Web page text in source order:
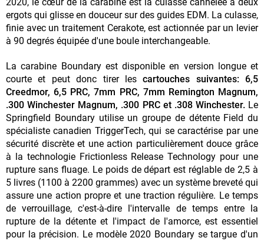
ergots qui glisse en douceur sur des guides EDM. La culasse,
finie avec un traitement Cerakote, est actionnée par un levier
à 90 degrés équipée d'une boule interchangeable.
La carabine Boundary est disponible en version longue et
courte et peut donc tirer lescartouches suivantes: 6,5
Creedmor, 6,5 PRC, 7mm PRC, 7mm Remington Magnum,
.300 Winchester Magnum, .300 PRC et .308 Winchester.Le
Springfield Boundary utilise un groupe de détente Field du
spécialiste canadien TriggerTech, qui se caractérise par une
sécurité discrète et une action particulièrement douce grâce
à la technologie Frictionless Release Technology pour une
rupture sans fluage. Le poids de départ est réglable de 2,5 à
5 livres (1100 à 2200 grammes) avec un système breveté qui
assure une action propre et une traction régulière. Le temps
de verrouillage, c'est-à-dire l'intervalle de temps entre la
rupture de la détente et l'impact de l'amorce, est essentiel
pour la précision. Le modèle 2020 Boundary se targue d'un